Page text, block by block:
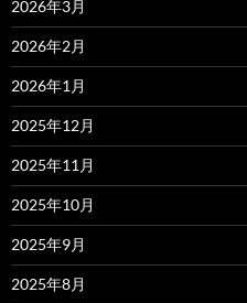
2026年3月
2026年2月
2026年1月
2025年12月
2025年11月
2025年10月
2025年9月
2025年8月